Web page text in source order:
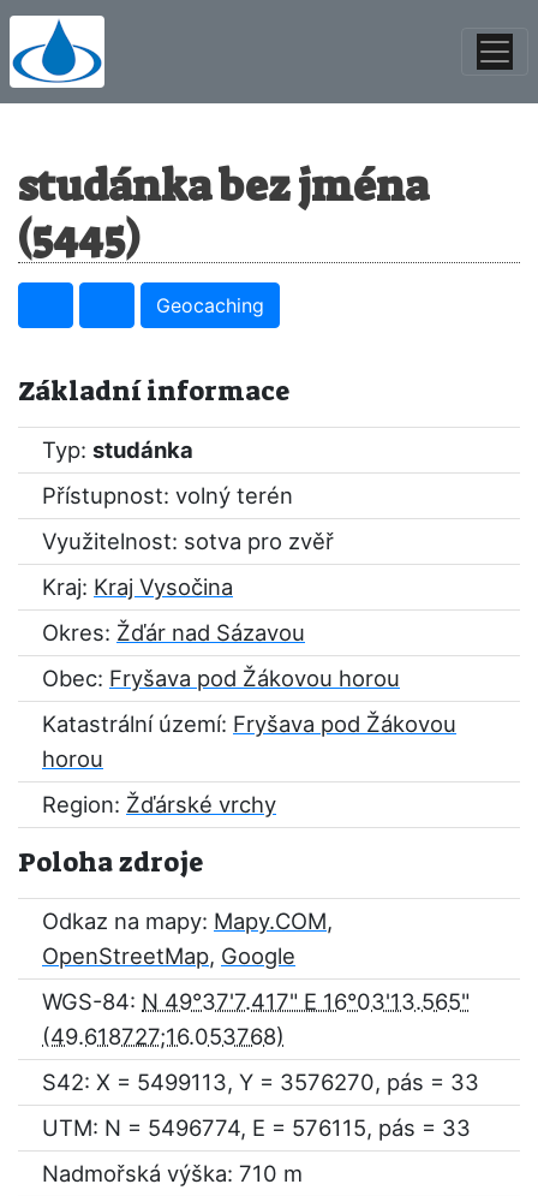
studánka bez jména
(5445)
Geocaching
Základní informace
Typ: studánka
Přístupnost: volný terén
Využitelnost: sotva pro zvěř
Kraj: Kraj Vysočina
Okres: Žďár nad Sázavou
Obec: Fryšava pod Žákovou horou
Katastrální území: Fryšava pod Žákovou
horou
Region: Žďárské vrchy
Poloha zdroje
Odkaz na mapy: Mapy.COM,
OpenStreetMap, Google
WGS-84: N 49°37'7.417" E 16°03'13.565"
S42: X = 5499113, Y = 3576270, pás = 33
UTM: N = 5496774, E = 576115, pás = 33
Nadmořská výška: 710 m